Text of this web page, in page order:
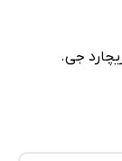
جی.